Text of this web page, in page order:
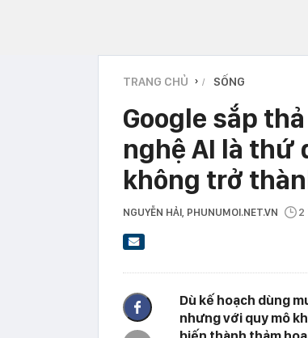
TRANG CHỦ › SỐNG
Google sắp
nghệ AI là thứ
không trở
NGUYỄN HẢI , PHUNUMOI.NET.VN 2
Dù kế hoạch dùng
nhưng với quy mô